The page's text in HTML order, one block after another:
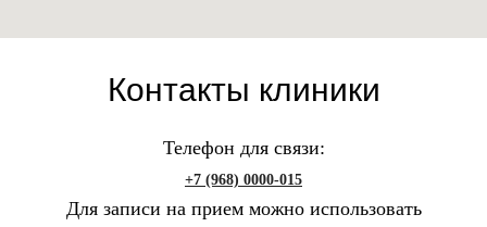
Контакты клиники
Телефон для связи:
+7 (968) 0000-015
Для записи на прием можно использовать